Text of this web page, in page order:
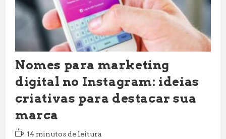
Nomes para marketing
digital no Instagram: ideias
criativas para destacar sua
marca
Tempo14 minutos de leitura